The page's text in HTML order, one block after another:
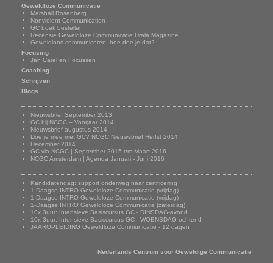
Geweldloze Communicatie
Marshall Rosenberg
Nonviolent Communication
GC boek bestellen
Recensie Geweldloze Communicatie Drala Magazine
Geweldloos communiceren, hoe doe je dat?
Focusing
Jan Carel en Focussen
Coaching
Schrijven
Blogs
Nieuwsbrief September 2013
GC bij NCGC – Voorjaar 2014
Nieuwsbrief augustus 2014
Doe je mee met GC? NCGC Nieuwsbrief Herfst 2014
December 2014
GC via NCGC | September 2015 t/m Maart 2016
NCGC Amsterdam | Agenda Januari - Juni 2016
Kandidatendag: support onderweg naar certificering
1-Daagse INTRO Geweldloze Communicatie (vrijdag)
1-Daagse INTRO Geweldloze Communicatie (vrijdag)
1-Daagse INTRO Geweldloze Communicatie (zaterdag)
10x 3uur: Intensieve Basiscursus GC - DINSDAG-avond
10x 3uur: Intensieve Basiscursus GC - WOENSDAG-ochtend
JAAROPLEIDING Geweldloze Communicatie - 12 dagen
Nederlands Centrum voor Geweldige Communicatie